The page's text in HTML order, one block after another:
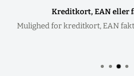
Kreditkort, EAN eller
Mulighed for kreditkort, EAN